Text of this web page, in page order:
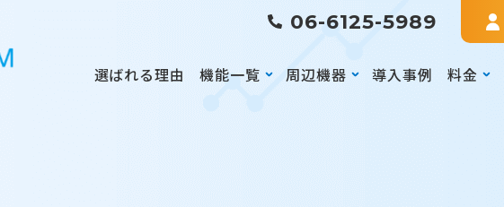
06-6125-5989
選ばれる理由 機能一覧 周辺機器 導入事例 料金